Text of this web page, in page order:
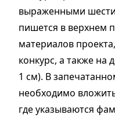
выраженными
пишется в верхнем
материалов
конкурс, а также на
1 см). В
необходимо
где указываются